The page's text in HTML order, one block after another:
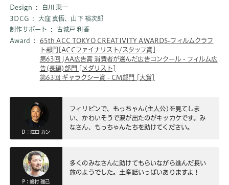
Design
白川 東一
3DCG
大窪 真悟、山下 裕次郎
制作サポート
古城戸 利香
Award
65th ACC TOKYO CREATIVITY AWARDS-フィルムクラフ
ト部門[ACCファイナリスト/スタッフ賞]
第63回 JAA広告賞 消費者が選んだ広告コンクール - フィルム広
告(長編)部門 [メダリスト]
第63回 ギャラクシー賞 - CM部門 [大賞]
D：江口 カン
フィリピンで、もっちゃん(主人公)を見てしま
い、かわいそうで涙が出たのがキッカケです。み
なさん、もっちゃんたちを助けてください。
P：嶋村 雅己
多くのみなさんに助けてもらいながら進んだ長い
旅のようでした。土産話いっぱいありますよ！